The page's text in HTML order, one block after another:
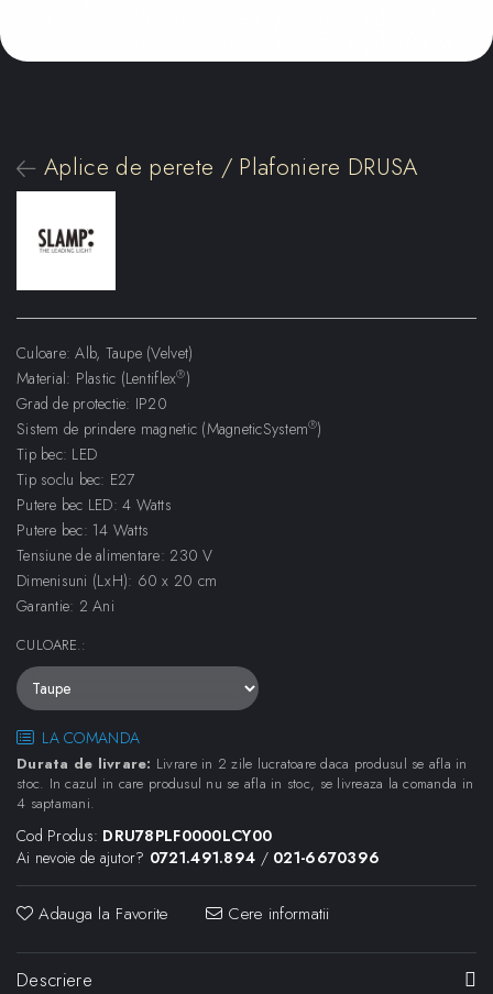
Aplice de perete / Plafoniere DRUSA
Culoare: Alb, Taupe (Velvet)
Material: Plastic (Lentiflex®)
Grad de protectie: IP20
Sistem de prindere magnetic (MagneticSystem®)
Tip bec: LED
Tip soclu bec: E27
Putere bec LED: 4 Watts
Putere bec: 14 Watts
Tensiune de alimentare: 230 V
Dimenisuni (LxH): 60 x 20 cm
Garantie: 2 Ani
CULOARE.:
LA COMANDA
Durata de livrare: Livrare in 2 zile lucratoare daca produsul se afla in
stoc. In cazul in care produsul nu se afla in stoc, se livreaza la comanda in
4 saptamani.
Cod Produs: DRU78PLF0000LCY00
Ai nevoie de ajutor? 0721.491.894 / 021-6670396
Adauga la Favorite Cere informatii
Descriere